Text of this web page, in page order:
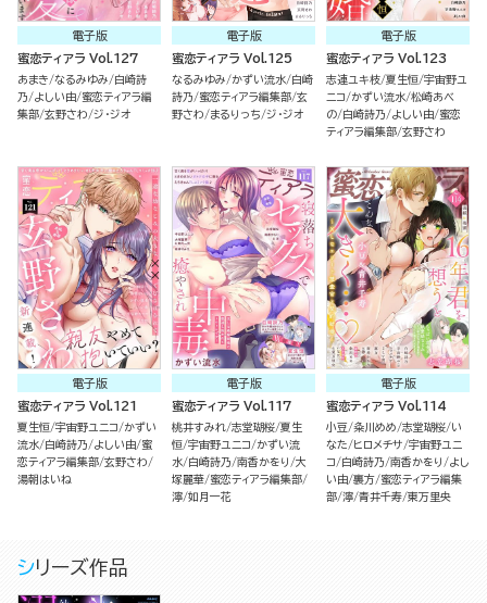
電子版
蜜恋ティアラ Vol.127
あまき なるみゆみ
白崎詩
乃
よしい由 蜜恋ティアラ編
集部 玄野さわ ジ・ジオ
電子版
蜜恋ティアラ Vol.125
なるみゆみ かずい流水 白崎
詩乃
蜜恋ティアラ編集部 玄
野さわ
まるりっち ジ・ジオ
電子版
蜜恋ティアラ Vol.123
志連ユキ枝 夏生恒 宇宙野ユ
ニコ
かずい流水 松崎あべ
の 白崎詩乃 よしい由 蜜恋
ティアラ編集部 玄野さわ
電子版
蜜恋ティアラ Vol.121
夏生恒 宇宙野ユニコ
かずい
流水 白崎詩乃 よしい由 蜜
恋ティアラ編集部 玄野さわ
湯朝はいね
電子版
蜜恋ティアラ Vol.117
桃井すみれ 志堂瑚桜 夏生
恒 宇宙野ユニコ
かずい流
水 白崎詩乃 南香かをり
大
塚麗華 蜜恋ティアラ編集部
濘 如月一花
電子版
蜜恋ティアラ Vol.114
小豆 粂川めめ 志堂瑚桜 い
なた
ヒロメチサ 宇宙野ユニ
コ
白崎詩乃 南香かをり
よし
い由 裏方 蜜恋ティアラ編集
部 濘 青井千寿 東万里央
シリーズ作品